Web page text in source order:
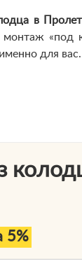
в
«под
для вас.
5%